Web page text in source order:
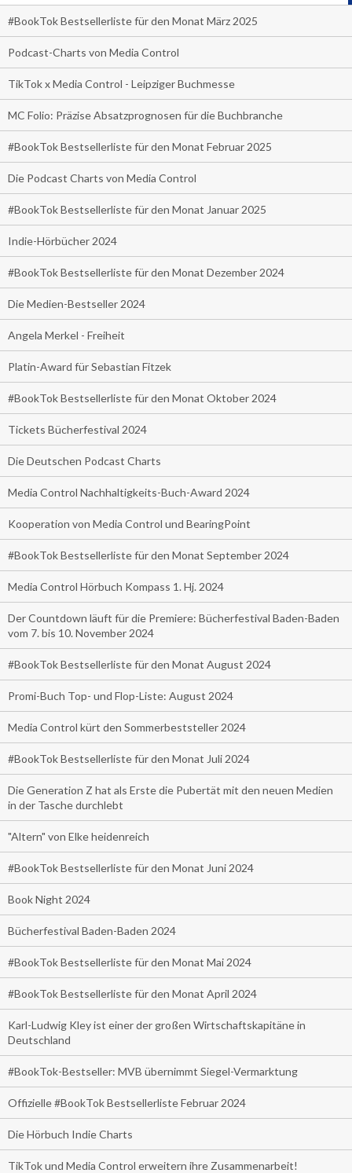
#BookTok Bestsellerliste für den Monat März 2025
Podcast-Charts von Media Control
TikTok x Media Control - Leipziger Buchmesse
MC Folio: Präzise Absatzprognosen für die Buchbranche
#BookTok Bestsellerliste für den Monat Februar 2025
Die Podcast Charts von Media Control
#BookTok Bestsellerliste für den Monat Januar 2025
Indie-Hörbücher 2024
#BookTok Bestsellerliste für den Monat Dezember 2024
Die Medien-Bestseller 2024
Angela Merkel - Freiheit
Platin-Award für Sebastian Fitzek
#BookTok Bestsellerliste für den Monat Oktober 2024
Tickets Bücherfestival 2024
Die Deutschen Podcast Charts
Media Control Nachhaltigkeits-Buch-Award 2024
Kooperation von Media Control und BearingPoint
#BookTok Bestsellerliste für den Monat September 2024
Media Control Hörbuch Kompass 1. Hj. 2024
Der Countdown läuft für die Premiere: Bücherfestival Baden-Baden
vom 7. bis 10. November 2024
#BookTok Bestsellerliste für den Monat August 2024
Promi-Buch Top- und Flop-Liste: August 2024
Media Control kürt den Sommerbeststeller 2024
#BookTok Bestsellerliste für den Monat Juli 2024
Die Generation Z hat als Erste die Pubertät mit den neuen Medien
in der Tasche durchlebt
"Altern" von Elke heidenreich
#BookTok Bestsellerliste für den Monat Juni 2024
Book Night 2024
Bücherfestival Baden-Baden 2024
#BookTok Bestsellerliste für den Monat Mai 2024
#BookTok Bestsellerliste für den Monat April 2024
Karl-Ludwig Kley ist einer der großen Wirtschaftskapitäne in
Deutschland
#BookTok-Bestseller: MVB übernimmt Siegel-Vermarktung
Offizielle #BookTok Bestsellerliste Februar 2024
Die Hörbuch Indie Charts
TikTok und Media Control erweitern ihre Zusammenarbeit!